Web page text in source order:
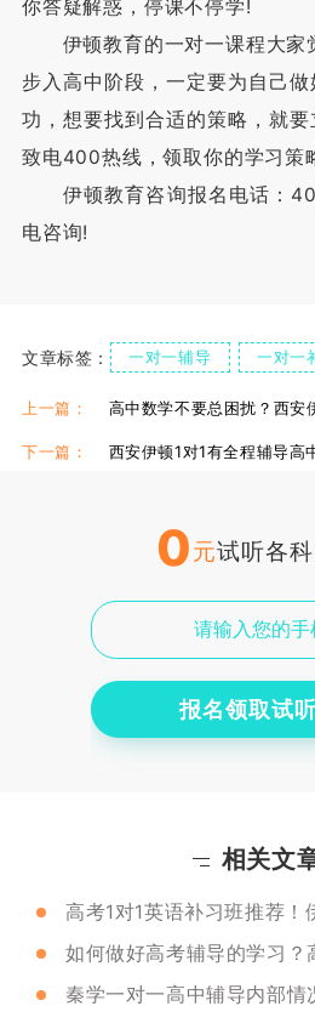
你答疑解惑，停课不停学!
伊顿教育的一对一课程大家
步入高中阶段，一定要为自己
功，想要找到合适的策略，就
致电400热线，领取你的学习策
伊顿教育咨询报名电话：
电咨询!
文章标签： 一对一辅导 一对一
高中一对一辅导班
上一篇： 高中数学不要总困扰？西安
下一篇： 西安伊顿1对1有全程辅导高
0元试听各
报名领取试
相关文
高考1对1英语补习班推荐！